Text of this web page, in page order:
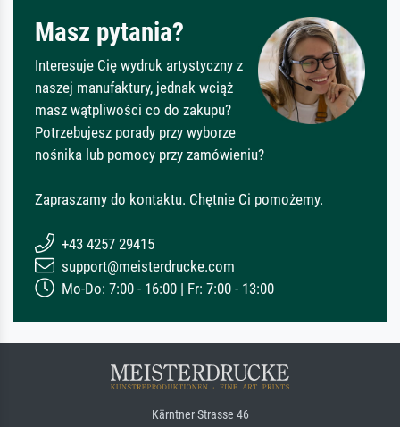
Masz pytania?
Interesuje Cię wydruk artystyczny z
naszej manufaktury, jednak wciąż
masz wątpliwości co do zakupu?
Potrzebujesz porady przy wyborze
nośnika lub pomocy przy zamówieniu?
Zapraszamy do kontaktu. Chętnie Ci pomożemy.
+43 4257 29415
support@meisterdrucke.com
Mo-Do: 7:00 - 16:00 | Fr: 7:00 - 13:00
Kärntner Strasse 46